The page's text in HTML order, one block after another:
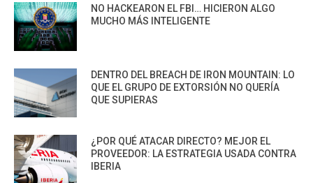
NO HACKEARON EL FBI… HICIERON ALGO
MUCHO MÁS INTELIGENTE
DENTRO DEL BREACH DE IRON MOUNTAIN: LO
QUE EL GRUPO DE EXTORSIÓN NO QUERÍA
QUE SUPIERAS
¿POR QUÉ ATACAR DIRECTO? MEJOR EL
PROVEEDOR: LA ESTRATEGIA USADA CONTRA
IBERIA